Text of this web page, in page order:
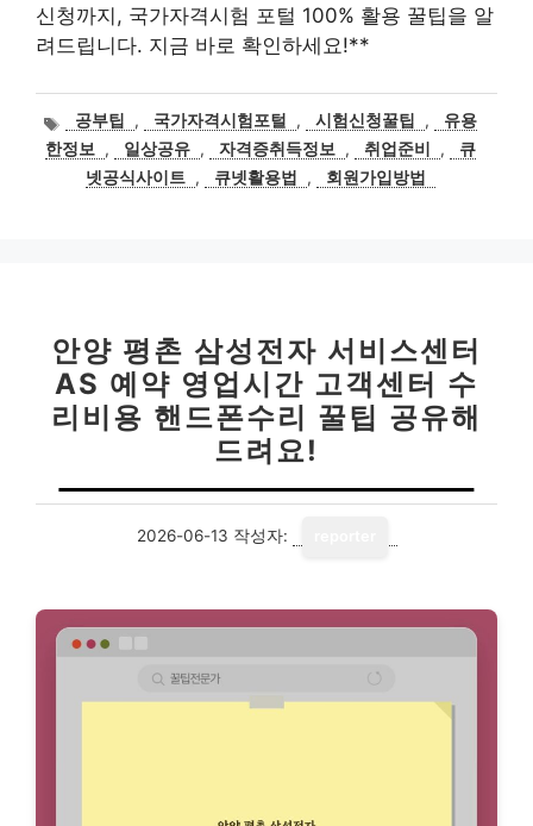
신청까지, 국가자격시험 포털 100% 활용 꿀팁을 알
려드립니다. 지금 바로 확인하세요!**
태
그
공부팁 , 국가자격시험포털 , 시험신청꿀팁 ,
유용
한정보 , 일상공유 , 자격증취득정보 , 취업준비 ,
큐
넷공식사이트 , 큐넷활용법 , 회원가입방법
안양 평촌 삼성전자 서비스센터
AS 예약 영업시간 고객센터 수
리비용 핸드폰수리 꿀팁 공유해
드려요!
2026-06-13 작성자: